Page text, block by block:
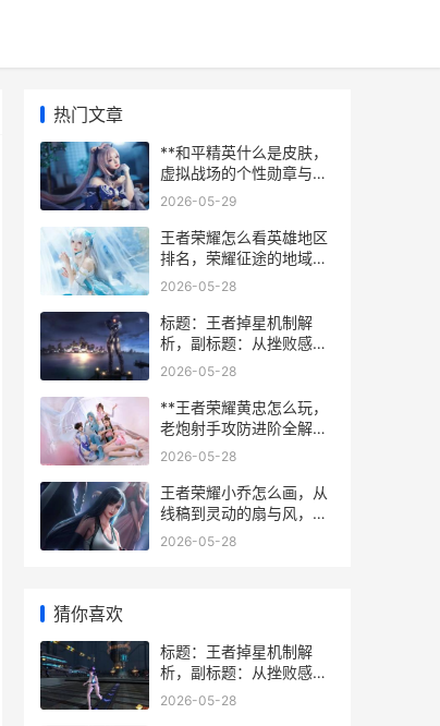
热门文章
**和平精英什么是皮肤，
虚拟战场的个性勋章与策
略迷雾**
2026-05-29
王者荣耀怎么看英雄地区
排名，荣耀征途的地域勋
章
2026-05-28
标题：王者掉星机制解
析，副标题：从挫败感到
策略博弈的深度思考
2026-05-28
**王者荣耀黄忠怎么玩，
老炮射手攻防进阶全解析
**
2026-05-28
王者荣耀小乔怎么画，从
线稿到灵动的扇与风，一
位资深玩家的绘制心路
2026-05-28
猜你喜欢
标题：王者掉星机制解
析，副标题：从挫败感到
策略博弈的深度思考
2026-05-28